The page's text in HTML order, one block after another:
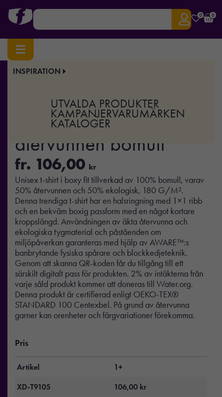
0 0
INSPIRATION
UTVALDA PRODUKTER
KAMPANJERVARUMÄRKEN
KATALOGER
Hem/Profilkläder/T-shirts & Toppar
IQONIQ Teide t-shirt i
återvunnen bomull
fr. 106,00 kr
Unisex t-shirt i boxy fit tillverkad av 100% bomull, varav
50% återvunnen och 50% ekologisk, 180 G/M².
Denna trendiga t-shirt har en halsringning med 1×1 ribb
och en bekväm boxig passform med en något kortare
kroppslängd. Användningen av äkta återvunna och
ekologiska tygmaterial och påståenden om
miljöpåverkan garanteras med hjälp av AWARE™:s
banbrytande fysiska spårare och blockkedjeteknik.
Genom att skanna QR-koden får du tillgång till ett
särskilt digitalt pass för produkten. 2% av intäkterna från
varje såld produkt kommer att doneras till Water.org.
Denna produkt är certifierad enligt OEKO-TEX®
STANDARD 100 Centexbel. På grund av återvunna
garner kan orenheter och färgvariationer förekomma.
Pris
Artikel
1+
XD-T9105
106,00 kr